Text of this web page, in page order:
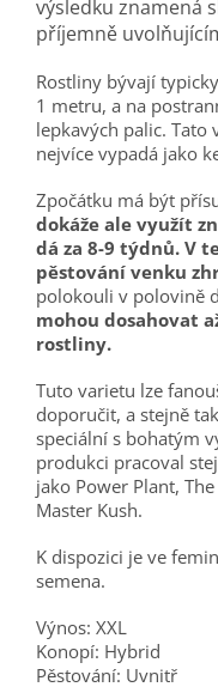
výsledku znamená
příjemně
Rostliny bývají
1 metru, a na
lepkavých palic. Tato
nejvíce vypadá jako
Zpočátku má být
dokáže ale využít
dá za 8-9 týdnů. V
pěstování venku
polokouli v polovině
mohou dosahovat
rostliny.
Tuto varietu lze
doporučit, a stejně
speciální s bohatým
produkci pracoval
jako Power Plant,
Master Kush.
K dispozici je ve
semena.
Výnos: XXL
Konopí: Hybrid
Pěstování: Uvnitř